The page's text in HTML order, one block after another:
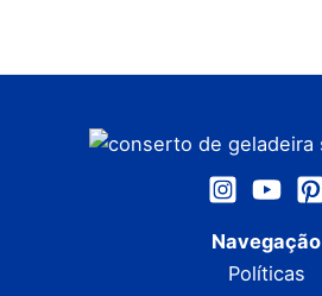
Navegação
Políticas